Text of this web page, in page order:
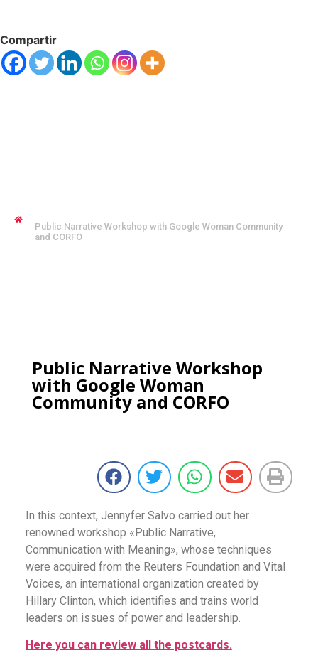
Compartir
Public Narrative Workshop with Google Woman Community
and CORFO
Public Narrative Workshop
with Google Woman
Community and CORFO
In this context, Jennyfer Salvo carried out her
renowned workshop «Public Narrative,
Communication with Meaning», whose techniques
were acquired from the Reuters Foundation and Vital
Voices, an international organization created by
Hillary Clinton, which identifies and trains world
leaders on issues of power and leadership.
Here you can review all the postcards.